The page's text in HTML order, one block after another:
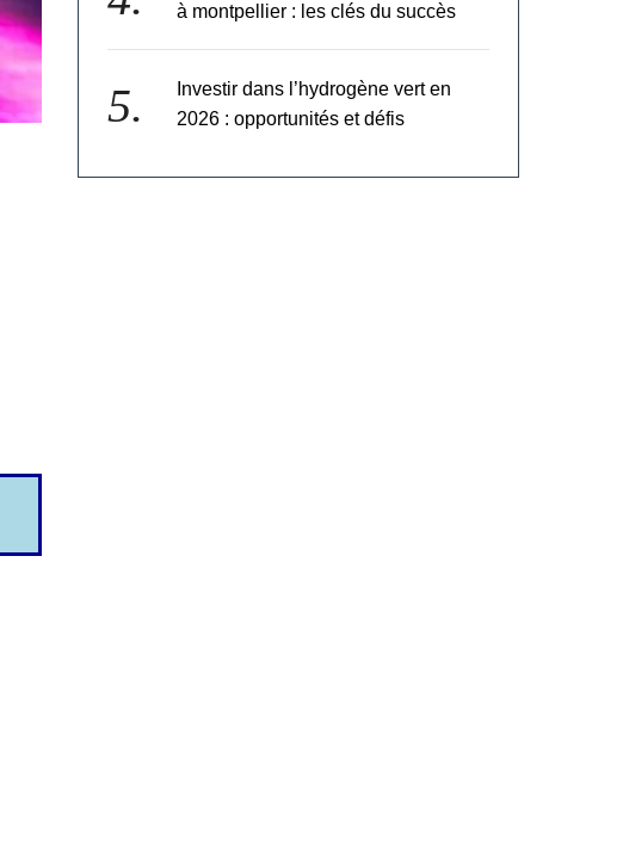
à montpellier : les clés du succès
Investir dans l’hydrogène vert en
2026 : opportunités et défis